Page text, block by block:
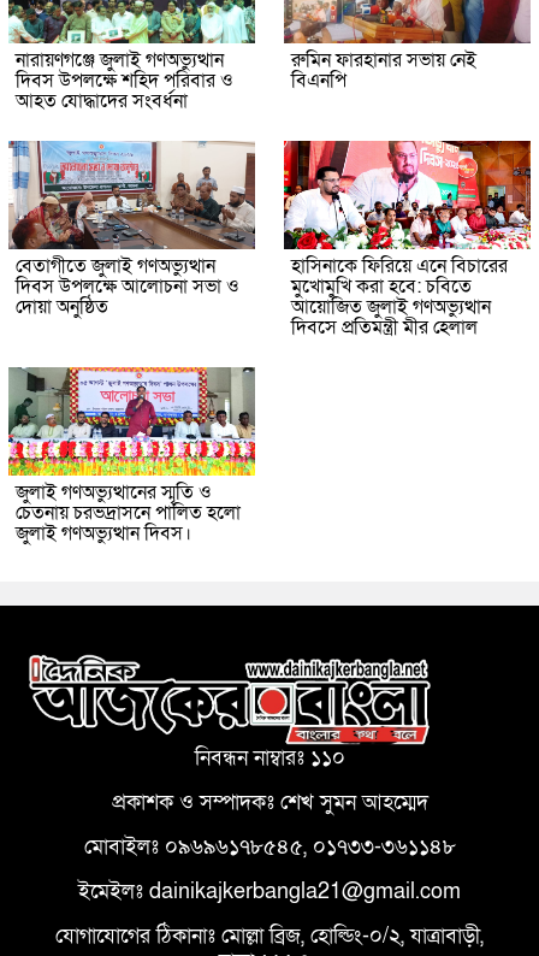
নারায়ণগঞ্জে জুলাই গণঅভ্যুত্থান
দিবস উপলক্ষে শহিদ পরিবার ও
আহত যোদ্ধাদের সংবর্ধনা
রুমিন ফারহানার সভায় নেই
বিএনপি
বেতাগীতে জুলাই গণঅভ্যুত্থান
দিবস উপলক্ষে আলোচনা সভা ও
দোয়া অনুষ্ঠিত
হাসিনাকে ফিরিয়ে এনে বিচারের
মুখোমুখি করা হবে: চবিতে
আয়োজিত জুলাই গণঅভ্যুত্থান
দিবসে প্রতিমন্ত্রী মীর হেলাল
জুলাই গণঅভ্যুত্থানের স্মৃতি ও
চেতনায় চরভদ্রাসনে পালিত হলো
জুলাই গণঅভ্যুত্থান দিবস।
নিবন্ধন নাম্বারঃ ১১০
প্রকাশক ও সম্পাদকঃ শেখ সুমন আহম্মেদ
মোবাইলঃ ০৯৬৯৬১৭৮৫৪৫, ০১৭৩৩-৩৬১১৪৮
ইমেইলঃ dainikajkerbangla21@gmail.com
যোগাযোগের ঠিকানাঃ মোল্লা ব্রিজ, হোল্ডিং-০/২, যাত্রাবাড়ী,